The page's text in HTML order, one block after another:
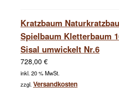
Kratzbaum
Spielbaum Kletterbaum
Sisal umwickelt Nr.6
728,00 €
inkl. 20 % MwSt.
zzgl. Versandkosten